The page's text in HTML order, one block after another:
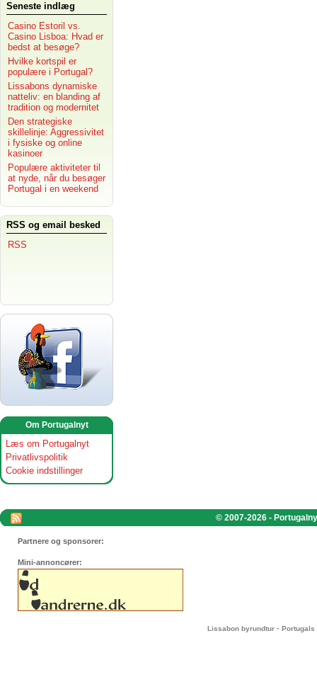
Seneste indlæg
Casino Estoril vs.
Casino Lisboa: Hvad er
bedst at besøge?
Hvilke kortspil er
populære i Portugal?
Lissabons dynamiske
natteliv: en blanding af
tradition og modernitet
Den strategiske
skillelinje: Aggressivitet
i fysiske og online
kasinoer
Populære aktiviteter til
at nyde, når du besøger
Portugal i en weekend
RSS og email besked
RSS
Om Portugalnyt
Læs om Portugalnyt
Privatlivspolitik
Cookie indstillinger
© 2007-2026 -
Partnere og sponsorer:
Mini-annoncører:
Lissabon byrundtur - Portugals